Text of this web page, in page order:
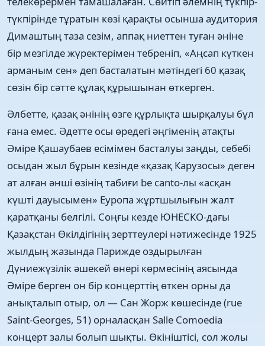
түкпірінде тұратын көзі қарақты осынша аудитория
Димаштың таза сезім, аппақ ниеттен туған әніне
бір мезгілде жүректерімен тебреніп, «Аңсап күткен
арманым сен» деп басталатын мәтіндегі 60 қазақ
сөзін бір сәтте құлақ құрышынан өткерген.
Әлбетте, қазақ әнінің өзге құрлықта шырқалуы бұл
ғана емес. Әдетте осы өредегі әңгіменің атақты
Әміре Қашаубаев есімімен басталуы заңды, себебі
осыдан жыл бұрын кезінде «қазақ Карузосы» деген
ат алған әнші өзінің табиғи be canto-лы «асқан
күшті дауысымен» Еуропа жұртшылығын жалт
қаратқаны белгілі. Соңғы кезде ЮНЕСКО-дағы
Қазақстан Өкілдігінің зерттеулері нәтижесінде 1925
жылдың жазында Парижде оздырылған
Дүниежүзілік әшекей өнері көрмесінің аясында
Әміре берген он бір концерттің өткен орны да
анықталып отыр, ол — Сан Жорж көшесінде (rue
Saint-Georges, 51) орналасқан Salle Comoedia
концерт залы болып шықты. Өкініштісі, сол жолы